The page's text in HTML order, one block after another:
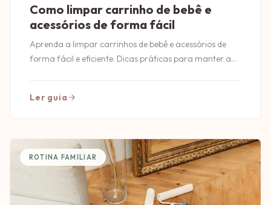
Como limpar carrinho de bebê e
acessórios de forma fácil
Aprenda a limpar carrinhos de bebê e acessórios de
forma fácil e eficiente. Dicas práticas para manter a
Ler guia
ROTINA FAMILIAR